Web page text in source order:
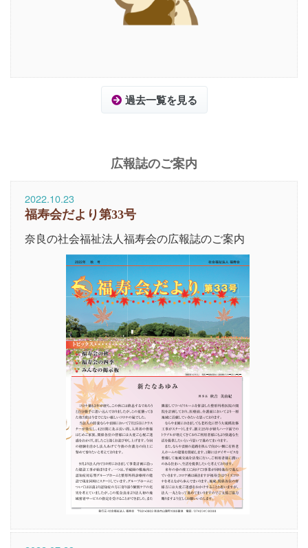
過去一覧を見る
広報誌のご案内
2022.10.23
福寿会だより第33号
奈良の社会福祉法人福寿会の広報誌のご案内